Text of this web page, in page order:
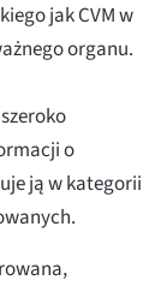
jak CVM w
organu.
o
ją w kategorii